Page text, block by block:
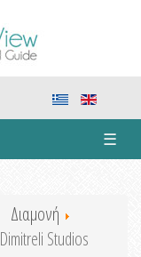
☰
Διαμονή
Dimitreli Studios